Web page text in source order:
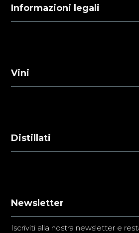
Informazioni legali
Vini
Distillati
Newsletter
Iscriviti alla nostra newsletter e